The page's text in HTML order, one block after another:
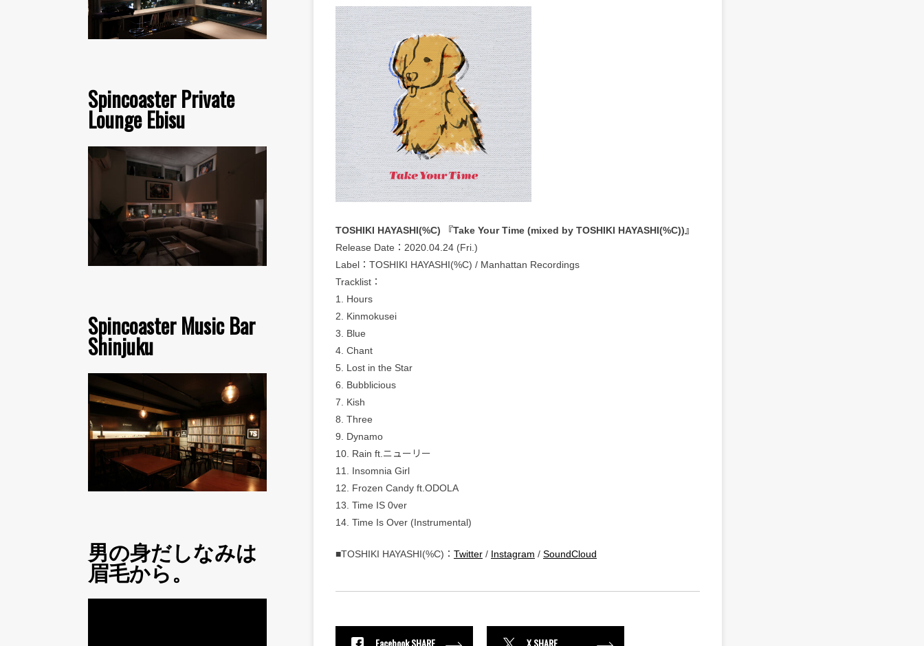
Spincoaster Private
Lounge Ebisu
Spincoaster Music Bar
Shinjuku
男の身だしなみは
眉毛から。
TOSHIKI HAYASHI(%C) 『Take Your Time (mixed by TOSHIKI HAYASHI(%C))』
Release Date：2020.04.24 (Fri.)
Label：TOSHIKI HAYASHI(%C) / Manhattan Recordings
Tracklist：
1. Hours
2. Kinmokusei
3. Blue
4. Chant
5. Lost in the Star
6. Bubblicious
7. Kish
8. Three
9. Dynamo
10. Rain ft.ニューリー
11. Insomnia Girl
12. Frozen Candy ft.ODOLA
13. Time IS 0ver
14. Time Is Over (Instrumental)
■TOSHIKI HAYASHI(%C)： Twitter / Instagram / SoundCloud
Facebook SHARE X SHARE